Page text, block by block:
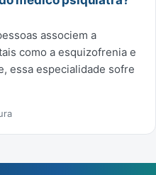
associem a
como a esquizofrenia e
essa especialidade sofre